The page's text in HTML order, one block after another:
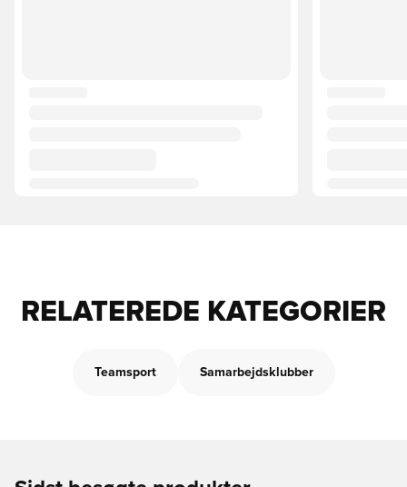
RELATEREDE KATEGORIER
Teamsport Samarbejdsklubber